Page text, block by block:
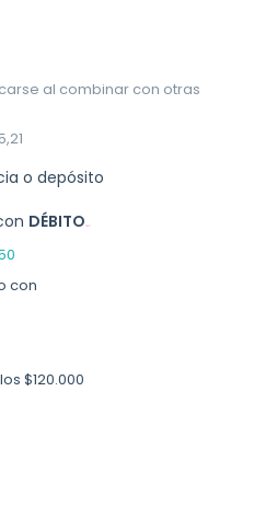
al combinar con otras
o depósito
DÉBITO
con
$120.000